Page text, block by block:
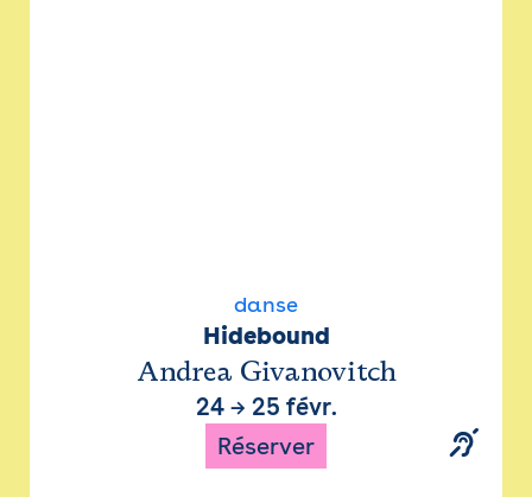
danse
Hidebound
Andrea Givanovitch
24→ 25 févr.
Réserver